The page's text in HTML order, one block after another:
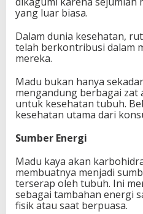
yang luar biasa.
Dalam dunia kesehatan,
telah berkontribusi dalam
mereka.
Madu bukan hanya
mengandung berbagai
untuk kesehatan tubuh.
kesehatan utama dari
Sumber Energi
Madu kaya akan
membuatnya menjadi
terserap oleh tubuh. Ini
sebagai tambahan energi
fisik atau saat berpuasa.